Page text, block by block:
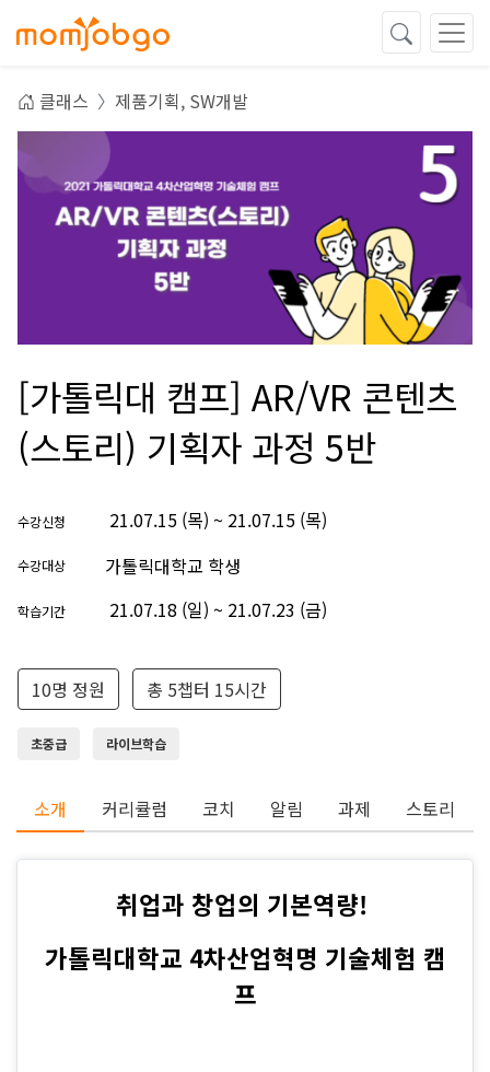
클래스 제품기획, SW개발
[가톨릭대 캠프] AR/VR 콘텐츠
(스토리) 기획자 과정 5반
수강신청 21.07.15 (목) ~ 21.07.15 (목)
수강대상 가톨릭대학교 학생
학습기간 21.07.18 (일) ~ 21.07.23 (금)
10명 정원 총 5챕터 15시간
초중급 라이브학습
소개 커리큘럼 코치 알림 과제 스토리
취업과 창업의 기본역량!
가톨릭대학교 4차산업혁명 기술체험 캠
프